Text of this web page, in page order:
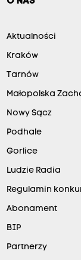
Aktualności
Kraków
Tarnów
Małopolska
Nowy Sącz
Podhale
Gorlice
Ludzie Radia
Regulamin
Abonament
BIP
Partnerzy